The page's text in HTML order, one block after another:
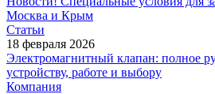
Москва и Крым
Статьи
18 февраля 2026
Электромагнитный клапан: полное
устройству, работе и выбору
Компания